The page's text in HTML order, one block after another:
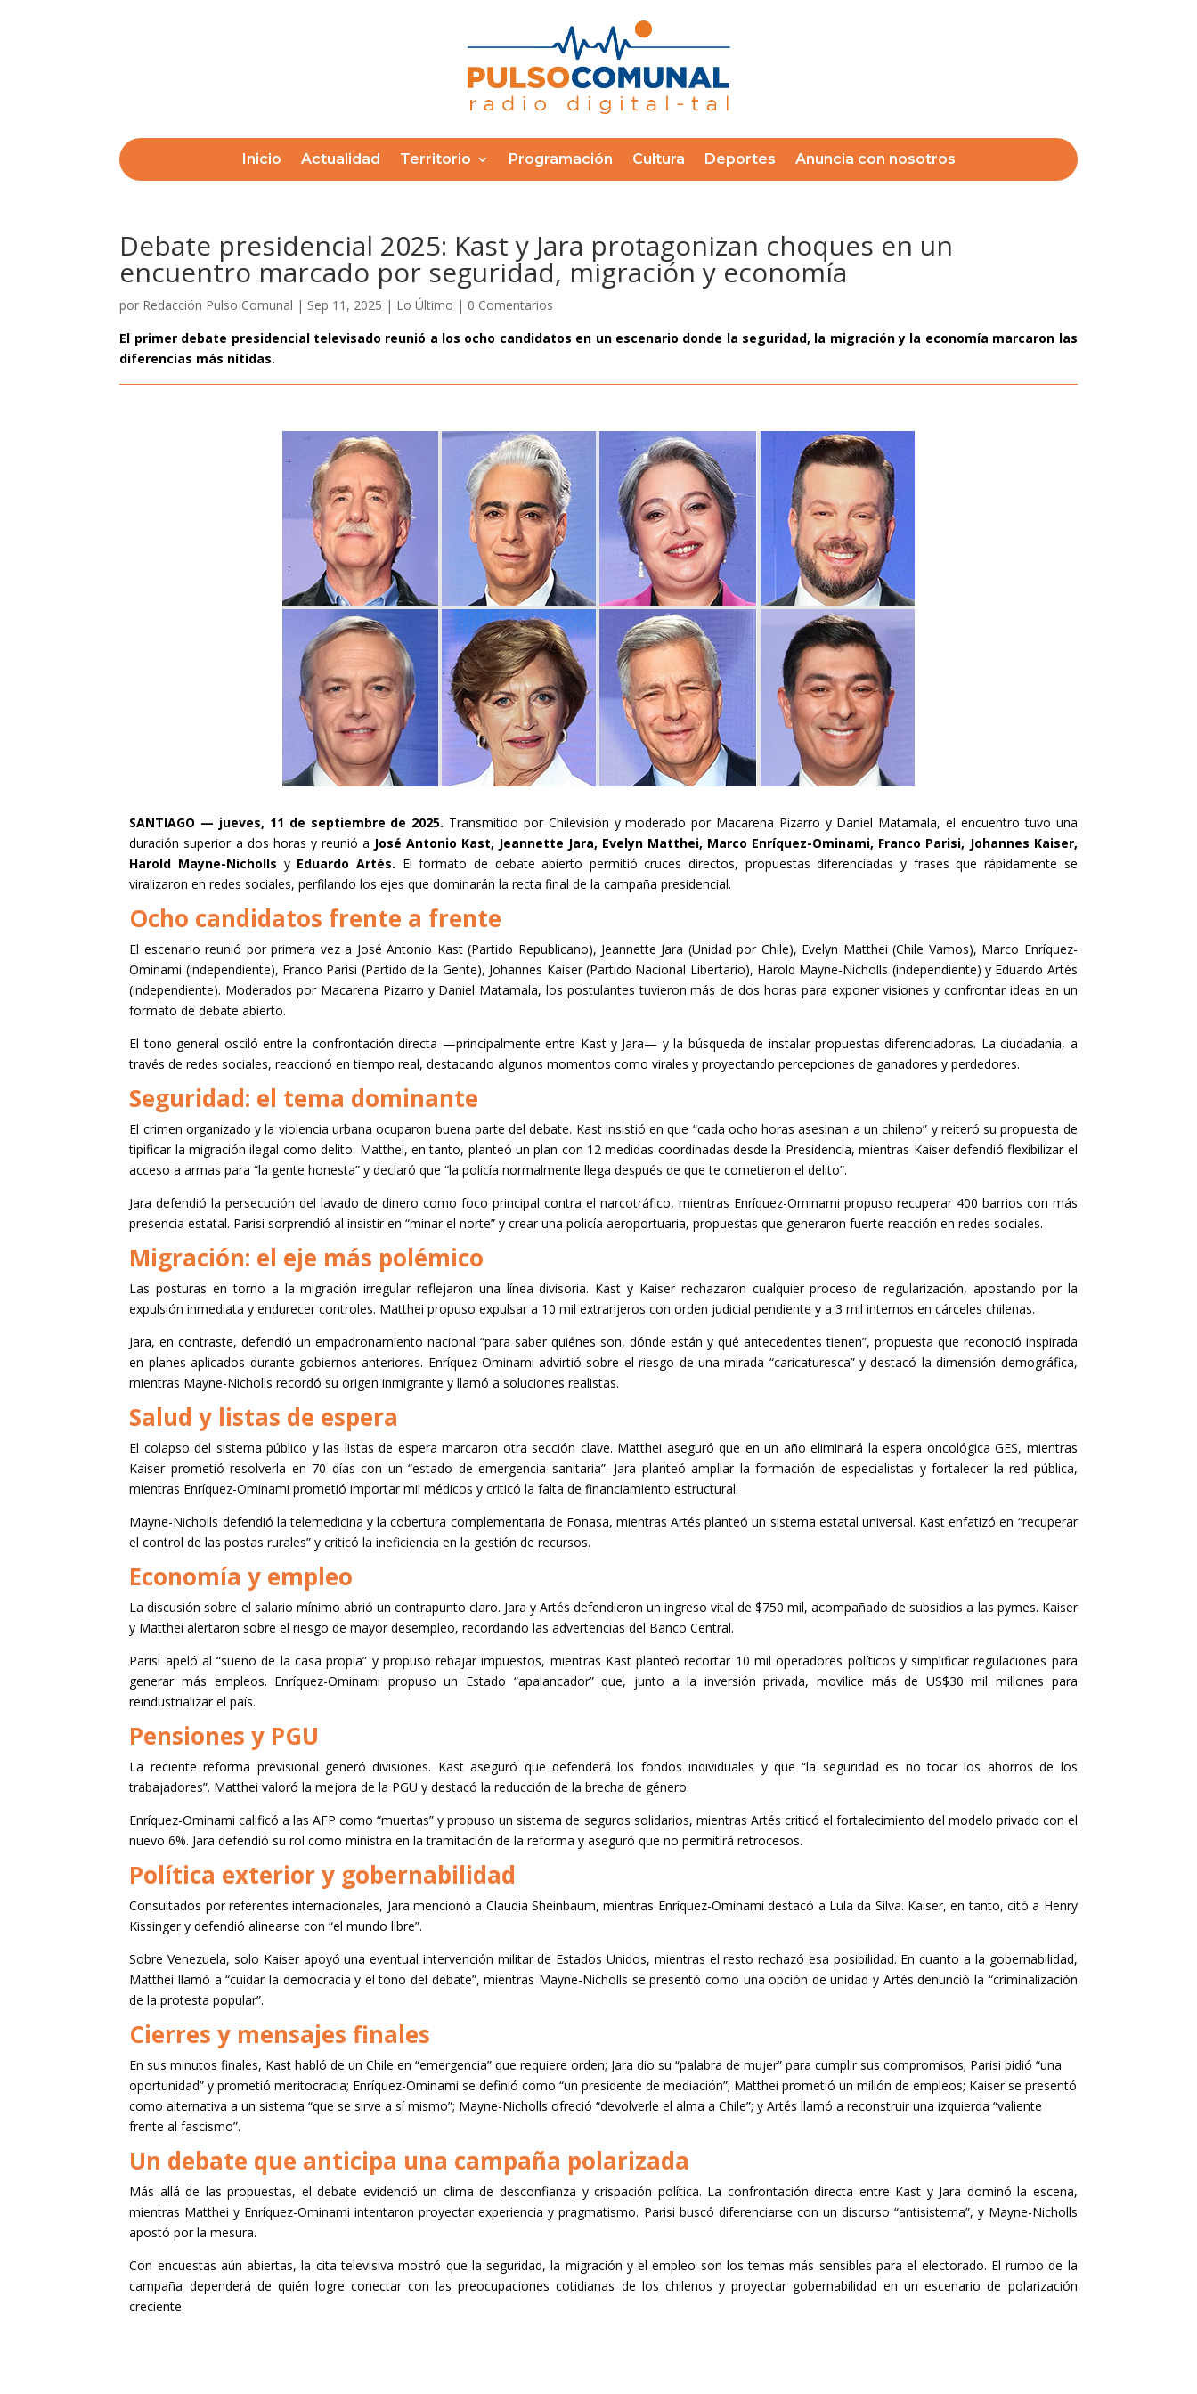
Inicio Actualidad Territorio Programación Cultura Deportes Anuncia con nosotros
Debate presidencial 2025: Kast y Jara protagonizan choques en un
encuentro marcado por seguridad, migración y economía
por Redacción Pulso Comunal | Sep 11, 2025 | Lo Último | 0 Comentarios
El primer debate presidencial televisado reunió a los ocho candidatos en un escenario donde la seguridad, la migración y la economía marcaron las
diferencias más nítidas.
SANTIAGO — jueves, 11 de septiembre de 2025. Transmitido por Chilevisión y moderado por Macarena Pizarro y Daniel Matamala, el encuentro tuvo una
duración superior a dos horas y reunió a José Antonio Kast, Jeannette Jara, Evelyn Matthei, Marco Enríquez-Ominami, Franco Parisi, Johannes Kaiser,
Harold Mayne-Nicholls yEduardo Artés. El formato de debate abierto permitió cruces directos, propuestas diferenciadas y frases que rápidamente se
viralizaron en redes sociales, perfilando los ejes que dominarán la recta final de la campaña presidencial.
Ocho candidatos frente a frente
El escenario reunió por primera vez a José Antonio Kast (Partido Republicano), Jeannette Jara (Unidad por Chile), Evelyn Matthei (Chile Vamos), Marco Enríquez-
Ominami (independiente), Franco Parisi (Partido de la Gente), Johannes Kaiser (Partido Nacional Libertario), Harold Mayne-Nicholls (independiente) y Eduardo Artés
(independiente). Moderados por Macarena Pizarro y Daniel Matamala, los postulantes tuvieron más de dos horas para exponer visiones y confrontar ideas en un
formato de debate abierto.
El tono general osciló entre la confrontación directa —principalmente entre Kast y Jara— y la búsqueda de instalar propuestas diferenciadoras. La ciudadanía, a
través de redes sociales, reaccionó en tiempo real, destacando algunos momentos como virales y proyectando percepciones de ganadores y perdedores.
Seguridad: el tema dominante
El crimen organizado y la violencia urbana ocuparon buena parte del debate. Kast insistió en que “cada ocho horas asesinan a un chileno” y reiteró su propuesta de
tipificar la migración ilegal como delito. Matthei, en tanto, planteó un plan con 12 medidas coordinadas desde la Presidencia, mientras Kaiser defendió flexibilizar el
acceso a armas para “la gente honesta” y declaró que “la policía normalmente llega después de que te cometieron el delito”.
Jara defendió la persecución del lavado de dinero como foco principal contra el narcotráfico, mientras Enríquez-Ominami propuso recuperar 400 barrios con más
presencia estatal. Parisi sorprendió al insistir en “minar el norte” y crear una policía aeroportuaria, propuestas que generaron fuerte reacción en redes sociales.
Migración: el eje más polémico
Las posturas en torno a la migración irregular reflejaron una línea divisoria. Kast y Kaiser rechazaron cualquier proceso de regularización, apostando por la
expulsión inmediata y endurecer controles. Matthei propuso expulsar a 10 mil extranjeros con orden judicial pendiente y a 3 mil internos en cárceles chilenas.
Jara, en contraste, defendió un empadronamiento nacional “para saber quiénes son, dónde están y qué antecedentes tienen”, propuesta que reconoció inspirada
en planes aplicados durante gobiernos anteriores. Enríquez-Ominami advirtió sobre el riesgo de una mirada “caricaturesca” y destacó la dimensión demográfica,
mientras Mayne-Nicholls recordó su origen inmigrante y llamó a soluciones realistas.
Salud y listas de espera
El colapso del sistema público y las listas de espera marcaron otra sección clave. Matthei aseguró que en un año eliminará la espera oncológica GES, mientras
Kaiser prometió resolverla en 70 días con un “estado de emergencia sanitaria”. Jara planteó ampliar la formación de especialistas y fortalecer la red pública,
mientras Enríquez-Ominami prometió importar mil médicos y criticó la falta de financiamiento estructural.
Mayne-Nicholls defendió la telemedicina y la cobertura complementaria de Fonasa, mientras Artés planteó un sistema estatal universal. Kast enfatizó en “recuperar
el control de las postas rurales” y criticó la ineficiencia en la gestión de recursos.
Economía y empleo
La discusión sobre el salario mínimo abrió un contrapunto claro. Jara y Artés defendieron un ingreso vital de $750 mil, acompañado de subsidios a las pymes. Kaiser
y Matthei alertaron sobre el riesgo de mayor desempleo, recordando las advertencias del Banco Central.
Parisi apeló al “sueño de la casa propia” y propuso rebajar impuestos, mientras Kast planteó recortar 10 mil operadores políticos y simplificar regulaciones para
generar más empleos. Enríquez-Ominami propuso un Estado “apalancador” que, junto a la inversión privada, movilice más de US$30 mil millones para
reindustrializar el país.
Pensiones y PGU
La reciente reforma previsional generó divisiones. Kast aseguró que defenderá los fondos individuales y que “la seguridad es no tocar los ahorros de los
trabajadores”. Matthei valoró la mejora de la PGU y destacó la reducción de la brecha de género.
Enríquez-Ominami calificó a las AFP como “muertas” y propuso un sistema de seguros solidarios, mientras Artés criticó el fortalecimiento del modelo privado con el
nuevo 6%. Jara defendió su rol como ministra en la tramitación de la reforma y aseguró que no permitirá retrocesos.
Política exterior y gobernabilidad
Consultados por referentes internacionales, Jara mencionó a Claudia Sheinbaum, mientras Enríquez-Ominami destacó a Lula da Silva. Kaiser, en tanto, citó a Henry
Kissinger y defendió alinearse con “el mundo libre”.
Sobre Venezuela, solo Kaiser apoyó una eventual intervención militar de Estados Unidos, mientras el resto rechazó esa posibilidad. En cuanto a la gobernabilidad,
Matthei llamó a “cuidar la democracia y el tono del debate”, mientras Mayne-Nicholls se presentó como una opción de unidad y Artés denunció la “criminalización
de la protesta popular”.
Cierres y mensajes finales
En sus minutos finales, Kast habló de un Chile en “emergencia” que requiere orden; Jara dio su “palabra de mujer” para cumplir sus compromisos; Parisi pidió “una
oportunidad” y prometió meritocracia; Enríquez-Ominami se definió como “un presidente de mediación”; Matthei prometió un millón de empleos; Kaiser se presentó
como alternativa a un sistema “que se sirve a sí mismo”; Mayne-Nicholls ofreció “devolverle el alma a Chile”; y Artés llamó a reconstruir una izquierda “valiente
frente al fascismo”.
Un debate que anticipa una campaña polarizada
Más allá de las propuestas, el debate evidenció un clima de desconfianza y crispación política. La confrontación directa entre Kast y Jara dominó la escena,
mientras Matthei y Enríquez-Ominami intentaron proyectar experiencia y pragmatismo. Parisi buscó diferenciarse con un discurso “antisistema”, y Mayne-Nicholls
apostó por la mesura.
Con encuestas aún abiertas, la cita televisiva mostró que la seguridad, la migración y el empleo son los temas más sensibles para el electorado. El rumbo de la
campaña dependerá de quién logre conectar con las preocupaciones cotidianas de los chilenos y proyectar gobernabilidad en un escenario de polarización
creciente.